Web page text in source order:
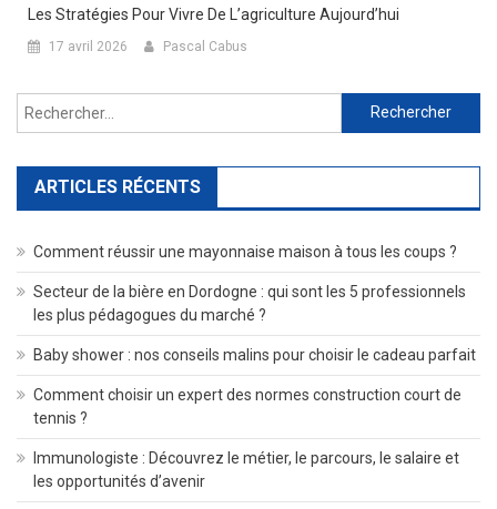
Les Stratégies Pour Vivre De L’agriculture Aujourd’hui
17 avril 2026 Pascal Cabus
Rechercher :
ARTICLES RÉCENTS
Comment réussir une mayonnaise maison à tous les coups ?
Secteur de la bière en Dordogne : qui sont les 5 professionnels
les plus pédagogues du marché ?
Baby shower : nos conseils malins pour choisir le cadeau parfait
Comment choisir un expert des normes construction court de
tennis ?
Immunologiste : Découvrez le métier, le parcours, le salaire et
les opportunités d’avenir